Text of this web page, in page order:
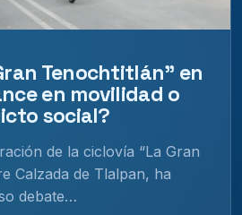
Tenochtitlán” en
en movilidad o
social?
de la ciclovía “La Gran
Calzada de Tlalpan, ha
debate…